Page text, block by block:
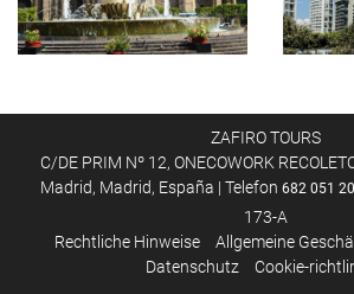
ZAFIRO TOURS
C/DE PRIM Nº 12, ONECOWORK
Madrid, Madrid, España | Telefon 682 051
173-A
Rechtliche Hinweise
Allgemeine
Datenschutz
Cookie-